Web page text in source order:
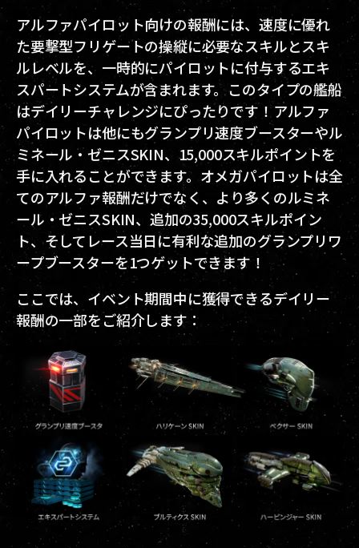
アルファパイロット向けの報酬には、速度に優れ
た要撃型フリゲートの操縦に必要なスキルとスキ
ルレベルを、一時的にパイロットに付与するエキ
スパートシステムが含まれます。このタイプの艦船
はデイリーチャレンジにぴったりです！アルファ
パイロットは他にもグランプリ速度ブースターやル
ミネール・ゼニスSKIN、15,000スキルポイントを
手に入れることができます。オメガパイロットは全
てのアルファ報酬だけでなく、より多くのルミネ
ール・ゼニスSKIN、追加の35,000スキルポイン
ト、そしてレース当日に有利な追加のグランプリワ
ープブースターを1つゲットできます！
ここでは、イベント期間中に獲得できるデイリー
報酬の一部をご紹介します：